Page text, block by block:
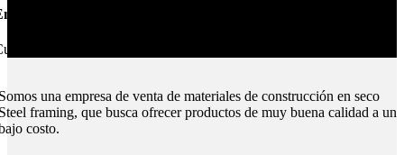
Montevideo e Interior.
todo el país.
una empresa de venta de materiales de construcción en seco
framing, que busca ofrecer productos de muy buena calidad a un
costo.